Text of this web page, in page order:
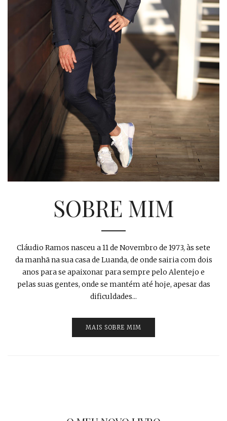
SOBRE MIM
Cláudio Ramos nasceu a 11 de Novembro de 1973, às sete
da manhã na sua casa de Luanda, de onde sairia com dois
anos para se apaixonar para sempre pelo Alentejo e
pelas suas gentes, onde se mantém até hoje, apesar das
dificuldades...
MAIS SOBRE MIM